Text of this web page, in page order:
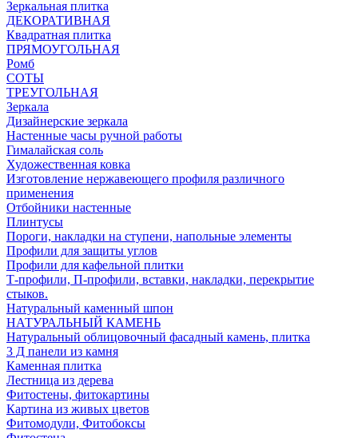
Зеркальная плитка
ДЕКОРАТИВНАЯ
Квадратная плитка
ПРЯМОУГОЛЬНАЯ
Ромб
СОТЫ
ТРЕУГОЛЬНАЯ
Зеркала
Дизайнерские зеркала
Настенные часы ручной работы
Гималайская соль
Художественная ковка
Изготовление нержавеющего профиля различного
применения
Отбойники настенные
Плинтусы
Пороги, накладки на ступени, напольные элементы
Профили для защиты углов
Профили для кафельной плитки
Т-профили, П-профили, вставки, накладки, перекрытие
стыков.
Натуральный каменный шпон
НАТУРАЛЬНЫЙ КАМЕНЬ
Натуральный облицовочный фасадный камень, плитка
3 Д панели из камня
Каменная плитка
Лестница из дерева
Фитостены, фитокартины
Картина из живых цветов
Фитомодули, Фитобоксы